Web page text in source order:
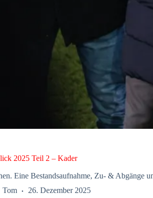
2025 Teil 2 – Kader
Eine Bestandsaufnahme, Zu- & Abgänge
Tom
26. Dezember 2025